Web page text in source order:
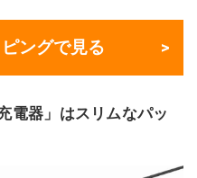
ングで見る
器」はスリムなパッ